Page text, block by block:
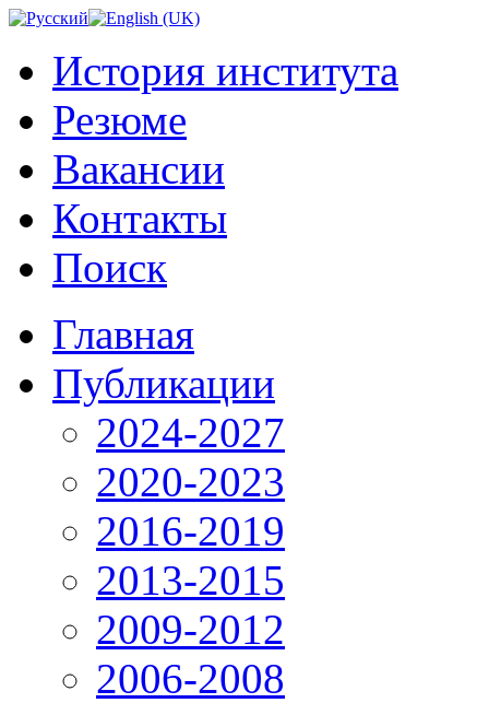
История института
Резюме
Вакансии
Контакты
Поиск
Главная
Публикации
2024-2027
2020-2023
2016-2019
2013-2015
2009-2012
2006-2008